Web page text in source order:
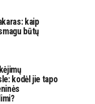
kaip
būtų
kodėl jie tapo